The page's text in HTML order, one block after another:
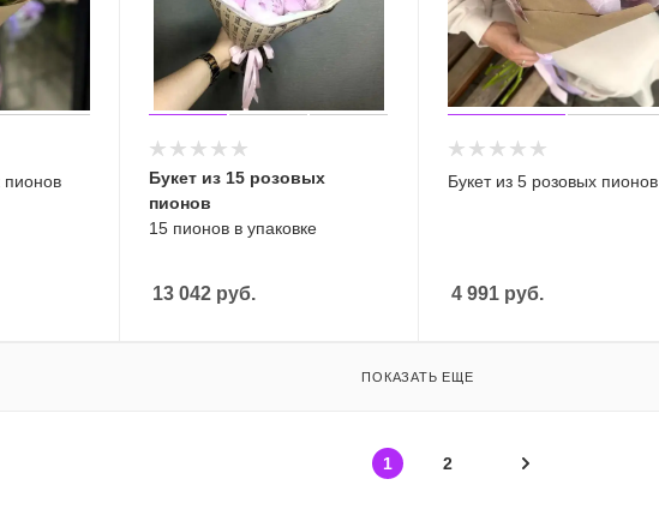
пионов
15 пионов в упаковке
Букет из 15 розовых
пионов
13 042 руб.
Букет из 5 розовых пионов
4 991руб.
ПОКАЗАТЬ ЕЩЕ
1 2